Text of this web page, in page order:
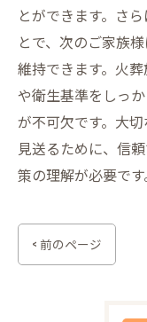
とができます。さ
とで、次のご家族
維持できます。火
や衛生基準をしっ
が不可欠です。大
見送るために、信
策の理解が必要です
< 前のページ